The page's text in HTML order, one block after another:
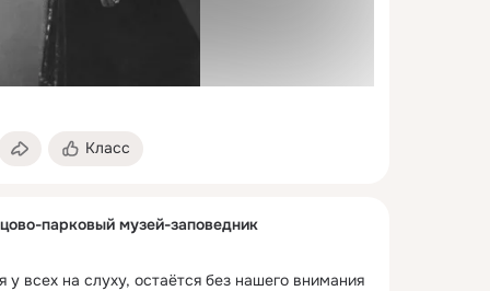
Класс
парковый музей-заповедник
у всех на слуху, остаётся без нашего внимания